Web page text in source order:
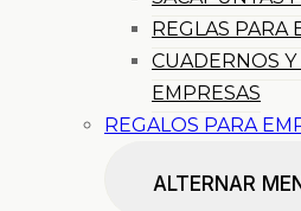
REGLAS PARA
CUADERNOS
EMPRESAS
REGALOS PARA
ALTERNAR